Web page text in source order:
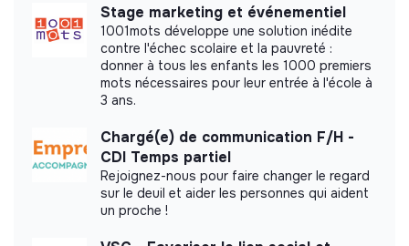
Stage marketing et événementiel
1001mots développe une solution inédite
contre l'échec scolaire et la pauvreté :
donner à tous les enfants les 1000 premiers
mots nécessaires pour leur entrée à l'école à
3 ans.
Chargé(e) de communication F/H -
CDI Temps partiel
Rejoignez-nous pour faire changer le regard
sur le deuil et aider les personnes qui aident
un proche !